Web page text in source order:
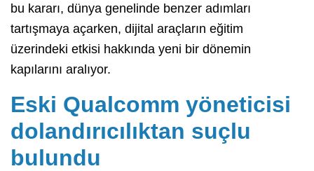
bu kararı, dünya genelinde benzer adımları
tartışmaya açarken, dijital araçların eğitim
üzerindeki etkisi hakkında yeni bir dönemin
kapılarını aralıyor.
Eski Qualcomm yöneticisi
dolandırıcılıktan suçlu
bulundu